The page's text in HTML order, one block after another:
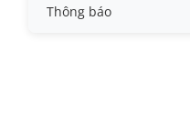
Tin đào tạo
Thông báo